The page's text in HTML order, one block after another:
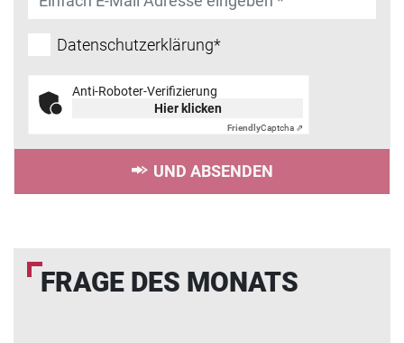
Datenschutzerklärung*
Anti-Roboter-Verifizierung
Hier klicken
FriendlyCaptcha ⇗
UND ABSENDEN
FRAGE DES MONATS